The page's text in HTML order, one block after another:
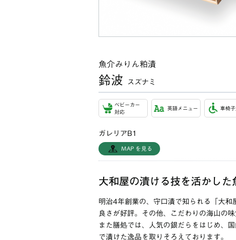
魚介みりん粕漬
鈴波 スズナミ
ベビーカー
対応
英語メニュー 車椅
ガレリアB1
MAP を見る
大和屋の漬ける技を活かし
明治4年創業の、守口漬で知られる「大
良さが好評。その他、こだわりの海山の味
また膳処では、人気の銀だらをはじめ、
で漬けた逸品を取りそろえております。